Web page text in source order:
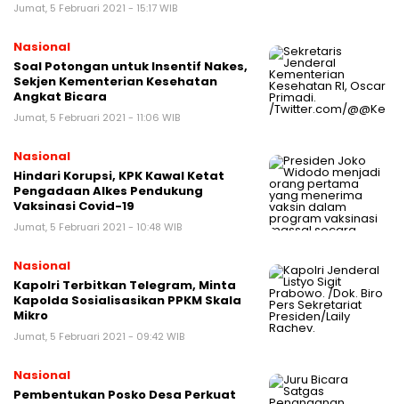
Jumat, 5 Februari 2021 - 15:17 WIB
Nasional
Soal Potongan untuk Insentif Nakes,
Sekjen Kementerian Kesehatan
Angkat Bicara
Jumat, 5 Februari 2021 - 11:06 WIB
Nasional
Hindari Korupsi, KPK Kawal Ketat
Pengadaan Alkes Pendukung
Vaksinasi Covid-19
Jumat, 5 Februari 2021 - 10:48 WIB
Nasional
Kapolri Terbitkan Telegram, Minta
Kapolda Sosialisasikan PPKM Skala
Mikro
Jumat, 5 Februari 2021 - 09:42 WIB
Nasional
Pembentukan Posko Desa Perkuat